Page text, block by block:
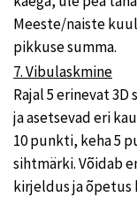
Meeste/naiste
pikkuse summa.
7. Vibulaskmine
Rajal 5 erinevat
ja asetsevad eri
10 punkti, keha 5
sihtmärki. Võidab
kirjeldus ja õpetus